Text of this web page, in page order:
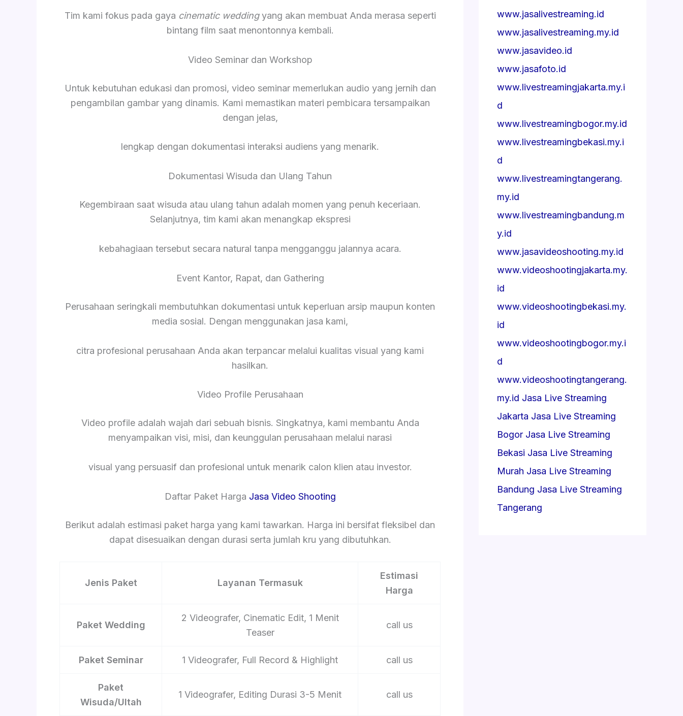
Tim kami fokus pada gaya cinematic weddingyang akan membuat Anda merasa seperti
bintang film saat menontonnya kembali.
Video Seminar dan Workshop
Untuk kebutuhan edukasi dan promosi, video seminar memerlukan audio yang jernih dan
pengambilan gambar yang dinamis. Kami memastikan materi pembicara tersampaikan
dengan jelas,
lengkap dengan dokumentasi interaksi audiens yang menarik.
Dokumentasi Wisuda dan Ulang Tahun
Kegembiraan saat wisuda atau ulang tahun adalah momen yang penuh keceriaan.
Selanjutnya, tim kami akan menangkap ekspresi
kebahagiaan tersebut secara natural tanpa mengganggu jalannya acara.
Event Kantor, Rapat, dan Gathering
Perusahaan seringkali membutuhkan dokumentasi untuk keperluan arsip maupun konten
media sosial. Dengan menggunakan jasa kami,
citra profesional perusahaan Anda akan terpancar melalui kualitas visual yang kami
hasilkan.
Video Profile Perusahaan
Video profile adalah wajah dari sebuah bisnis. Singkatnya, kami membantu Anda
menyampaikan visi, misi, dan keunggulan perusahaan melalui narasi
visual yang persuasif dan profesional untuk menarik calon klien atau investor.
Daftar Paket Harga Jasa Video Shooting
Berikut adalah estimasi paket harga yang kami tawarkan. Harga ini bersifat fleksibel dan
dapat disesuaikan dengan durasi serta jumlah kru yang dibutuhkan.
Jenis Paket Layanan Termasuk
Estimasi
Harga
Paket Wedding
2 Videografer, Cinematic Edit, 1 Menit
Teaser
call us
Paket Seminar 1 Videografer, Full Record & Highlight call us
Paket
Wisuda/Ultah
1 Videografer, Editing Durasi 3-5 Menit call us
www.jasalivestreaming.id
www.jasalivestreaming.my.id
www.jasavideo.id
www.jasafoto.id
www.livestreamingjakarta.my.i
d
www.livestreamingbogor.my.id
www.livestreamingbekasi.my.i
d
www.livestreamingtangerang.
my.id
www.livestreamingbandung.m
y.id
www.jasavideoshooting.my.id
www.videoshootingjakarta.my.
id
www.videoshootingbekasi.my.
id
www.videoshootingbogor.my.i
d
www.videoshootingtangerang.
my.id Jasa Live Streaming
Jakarta Jasa Live Streaming
Bogor Jasa Live Streaming
Bekasi Jasa Live Streaming
Murah Jasa Live Streaming
Bandung Jasa Live Streaming
Tangerang